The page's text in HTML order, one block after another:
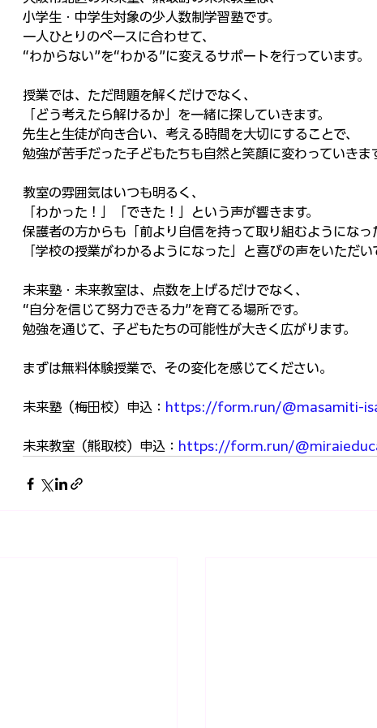
小学生・中学生対象の少人数制学習塾です。
一人ひとりのペースに合わせて、
“わからない”を“わかる”に変えるサポートを行っています。
授業では、ただ問題を解くだけでなく、
「どう考えたら解けるか」を一緒に探していきます。
先生と生徒が向き合い、考える時間を大切にすることで、
勉強が苦手だった子どもたちも自然と笑顔に変わっていきま
教室の雰囲気はいつも明るく、
「わかった！」「できた！」という声が響きます。
保護者の方からも「前より自信を持って取り組むようになっ
「学校の授業がわかるようになった」と喜びの声をいただい
未来塾・未来教室は、点数を上げるだけでなく、
“自分を信じて努力できる力”を育てる場所です。
勉強を通じて、子どもたちの可能性が大きく広がります。
まずは無料体験授業で、その変化を感じてください。
未来塾（梅田校）申込： https://form.run/@masamiti-
未来教室（熊取校）申込： https://form.run/